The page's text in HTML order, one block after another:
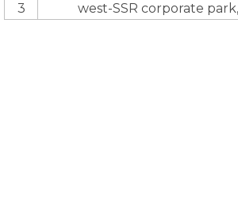
3
west-SSR corporate